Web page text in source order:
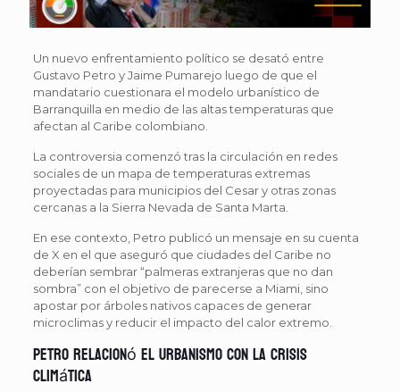
Un nuevo enfrentamiento político se desató entre
Gustavo Petro y Jaime Pumarejo luego de que el
mandatario cuestionara el modelo urbanístico de
Barranquilla en medio de las altas temperaturas que
afectan al Caribe colombiano.
La controversia comenzó tras la circulación en redes
sociales de un mapa de temperaturas extremas
proyectadas para municipios del Cesar y otras zonas
cercanas a la Sierra Nevada de Santa Marta.
En ese contexto, Petro publicó un mensaje en su cuenta
de X en el que aseguró que ciudades del Caribe no
deberían sembrar “palmeras extranjeras que no dan
sombra” con el objetivo de parecerse a Miami, sino
apostar por árboles nativos capaces de generar
microclimas y reducir el impacto del calor extremo.
Petro relacionó el urbanismo con la crisis
climática